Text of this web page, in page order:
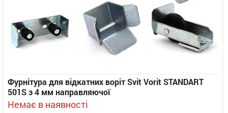
Фурнітура для відкатних воріт Svit Vorit STANDART
501S з 4 мм направляючої
Немає в наявності